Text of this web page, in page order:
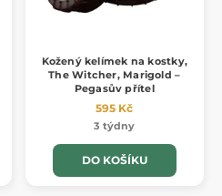
Kožený kelímek na kostky,
The Witcher, Marigold –
Pegasův přítel
595 Kč
3 týdny
DO KOŠÍKU